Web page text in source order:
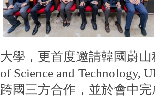
大學，更首度邀請韓國蔚山
of Science and
跨國三方合作，並於會中